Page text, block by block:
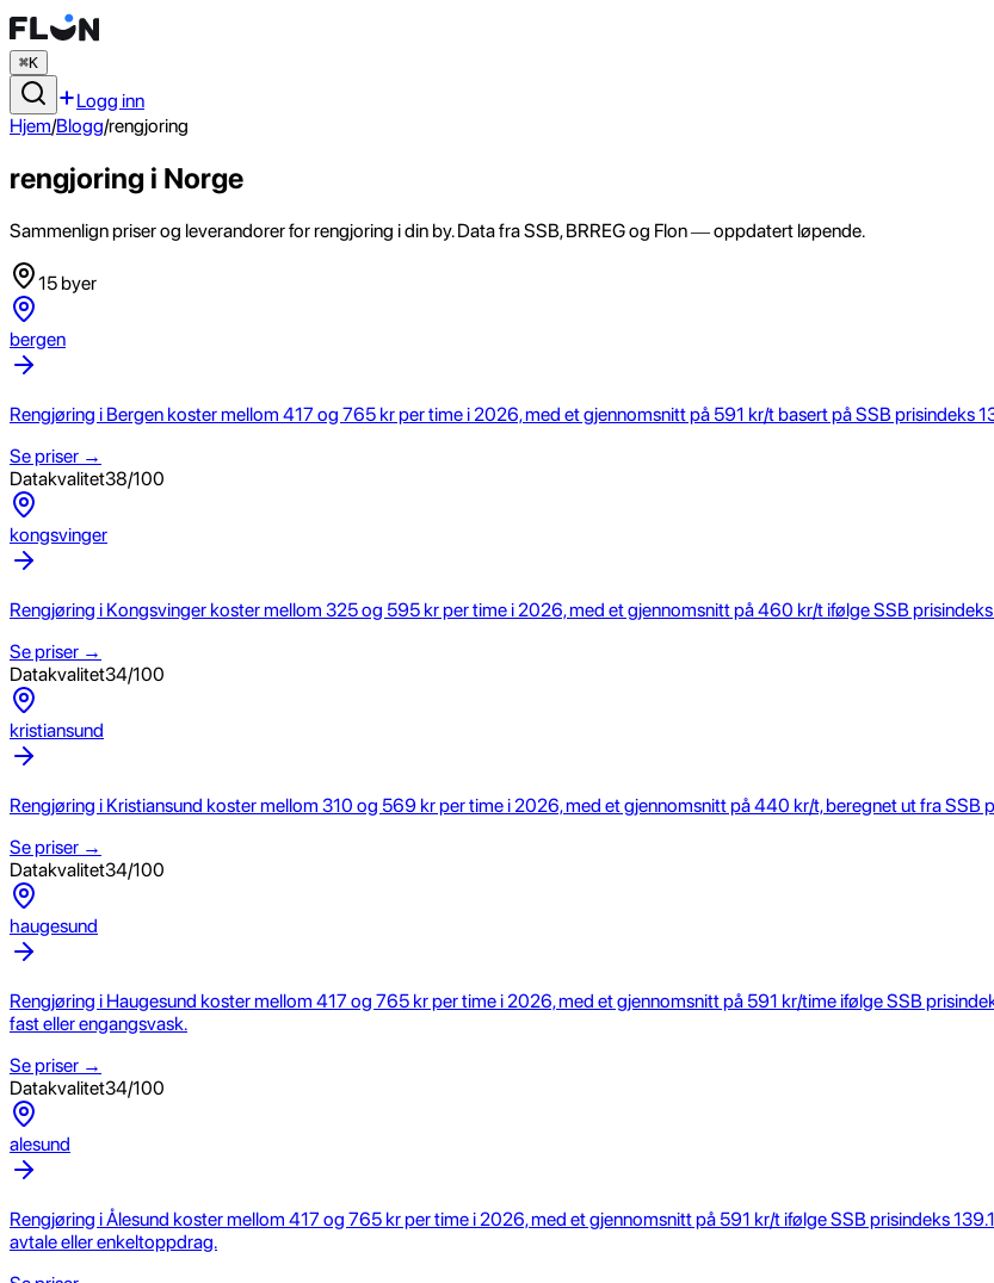
⌘K
Logg inn
Hjem/Blogg/rengjoring
rengjoring i Norge
Sammenlign priser og leverandorer forrengjoring i din by. Data fra SSB, BRREG og Flon — oppdatert løpende.
15 byer
bergen
Rengjøring i Bergen koster mellom 417 og 765 kr per time i 2026, med et gjennomsnitt på 591 kr/t basert på SSB prisindeks
Se priser →
Datakvalitet38/100
kongsvinger
Rengjøring i Kongsvinger koster mellom 325 og 595 kr per time i 2026, med et gjennomsnitt på 460 kr/t ifølge SSB
Se priser →
Datakvalitet34/100
kristiansund
Rengjøring i Kristiansund koster mellom 310 og 569 kr per time i 2026, med et gjennomsnitt på 440 kr/t, beregnet ut fra SSB
Se priser →
Datakvalitet34/100
haugesund
Rengjøring i Haugesund koster mellom 417 og 765 kr per time i 2026, med et gjennomsnitt på 591 kr/time ifølge SSB
fast eller engangsvask.
Se priser →
Datakvalitet34/100
alesund
Rengjøring i Ålesund koster mellom 417 og 765 kr per time i 2026, med et gjennomsnitt på 591 kr/t ifølge SSB prisindeks
avtale eller enkeltoppdrag.